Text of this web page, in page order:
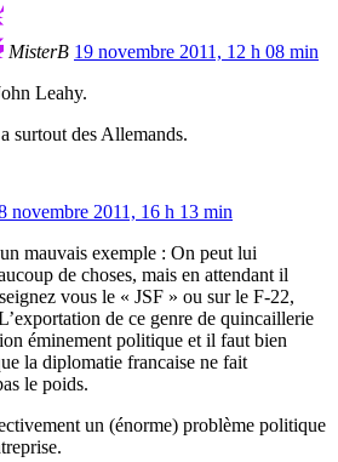
MisterB 19 novembre 2011, 12 h 08 min
Leahy.
surtout des Allemands.
novembre 2011, 16 h 13 min
mauvais exemple : On peut lui
de choses, mais en attendant il
vous le « JSF » ou sur le F-22,
de ce genre de quincaillerie
éminement politique et il faut bien
la diplomatie francaise ne fait
le poids.
un (énorme) problème politique